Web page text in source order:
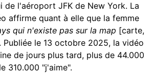
de l'aéroport JFK de New York. La
affirme quant à elle que la femme
qui n'existe pas sur la map [carte,
Publiée le 13 octobre 2025, la vidéo
de jours plus tard, plus de 44.000
310.000 "j'aime".